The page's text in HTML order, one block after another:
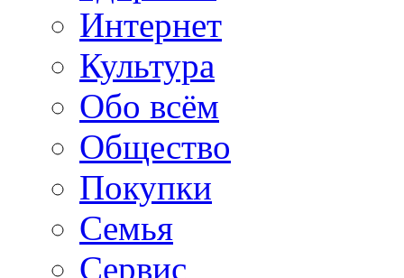
Интернет
Культура
Обо всём
Общество
Покупки
Семья
Сервис